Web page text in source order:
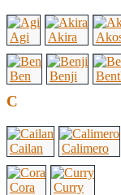
Agi Akira
Ben Benji
C
Cailan Calimero
Cora Curry